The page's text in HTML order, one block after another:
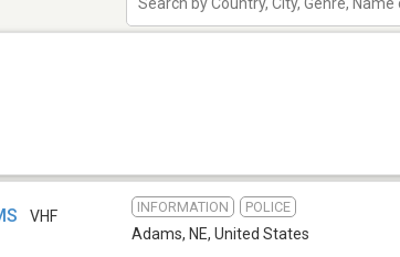
VHF
INFORMATION POLICE
Adams, NE, United States